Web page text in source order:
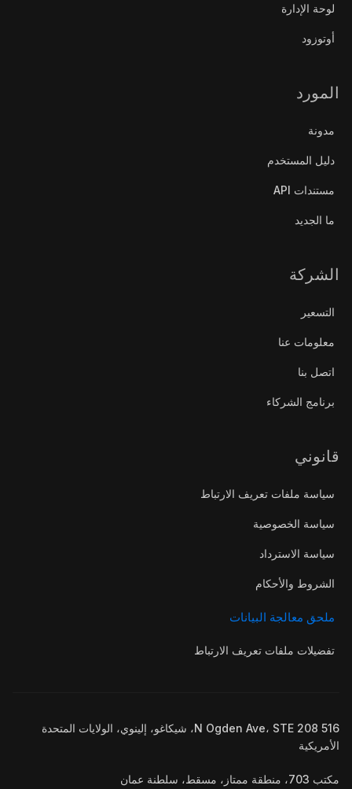
لوحة الإدارة
أوتوزود
المورد
مدونة
دليل المستخدم
مستندات API
ما الجديد
الشركة
التسعير
معلومات عنا
اتصل بنا
برنامج الشركاء
قانوني
سياسة ملفات تعريف الارتباط
سياسة الخصوصية
سياسة الاسترداد
الشروط والأحكام
ملحق معالجة البيانات
تفضيلات ملفات تعريف الارتباط
516 N Ogden Ave، STE 208، شيكاغو، إلينوي، الولايات المتحدة
الأمريكية
مكتب 703، منطقة ممتاز، مسقط، سلطنة عمان